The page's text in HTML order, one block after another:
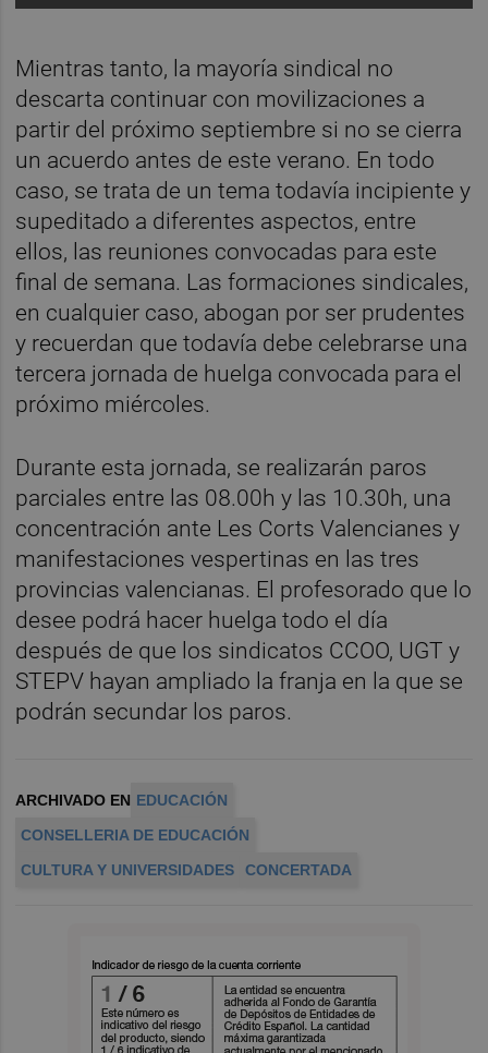
Mientras tanto, la mayoría sindical no
descarta continuar con movilizaciones a
partir del próximo septiembre si no se cierra
un acuerdo antes de este verano. En todo
caso, se trata de un tema todavía incipiente y
supeditado a diferentes aspectos, entre
ellos, las reuniones convocadas para este
final de semana. Las formaciones sindicales,
en cualquier caso, abogan por ser prudentes
y recuerdan que todavía debe celebrarse una
tercera jornada de huelga convocada para el
próximo miércoles.
Durante esta jornada, se realizarán paros
parciales entre las 08.00h y las 10.30h, una
concentración ante Les Corts Valencianes y
manifestaciones vespertinas en las tres
provincias valencianas. El profesorado que lo
desee podrá hacer huelga todo el día
después de que los sindicatos CCOO, UGT y
STEPV hayan ampliado la franja en la que se
podrán secundar los paros.
ARCHIVADO EN EDUCACIÓN
CONSELLERIA DE EDUCACIÓN
CULTURA Y UNIVERSIDADES
CONCERTADA